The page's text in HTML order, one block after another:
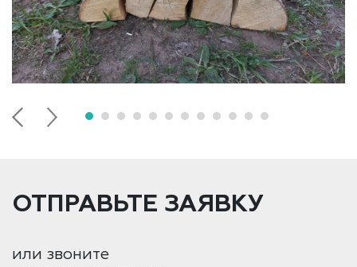
ОТПРАВЬТЕ ЗАЯВКУ
или звоните